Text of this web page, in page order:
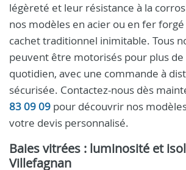
légèreté et leur résistance à la
nos modèles en acier ou en fer
cachet traditionnel inimitable. Tous
peuvent être motorisés pour plus
quotidien, avec une commande à
sécurisée. Contactez-nous dès
83 09 09 pour découvrir nos
votre devis personnalisé.
Baies vitrées : luminosité et
Villefagnan